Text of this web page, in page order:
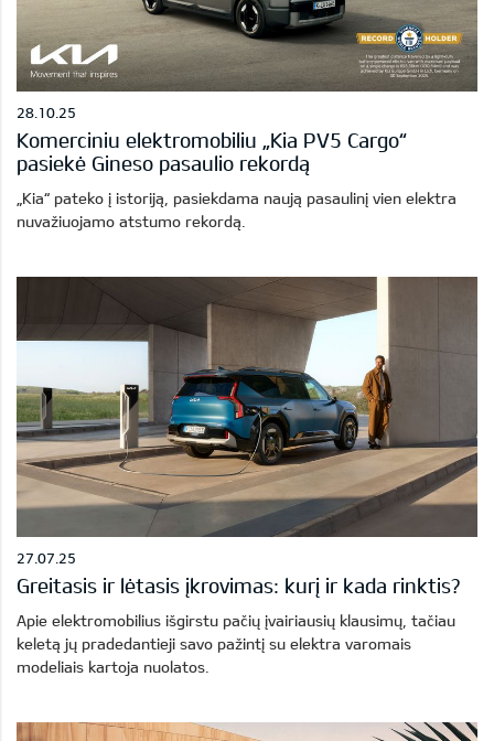
28.10.25
Komerciniu elektromobiliu „Kia PV5 Cargo“
pasiekė Gineso pasaulio rekordą
„Kia“ pateko į istoriją, pasiekdama naują pasaulinį vien elektra
nuvažiuojamo atstumo rekordą.
27.07.25
Greitasis ir lėtasis įkrovimas: kurį ir kada rinktis?
Apie elektromobilius išgirstu pačių įvairiausių klausimų, tačiau
keletą jų pradedantieji savo pažintį su elektra varomais
modeliais kartoja nuolatos.